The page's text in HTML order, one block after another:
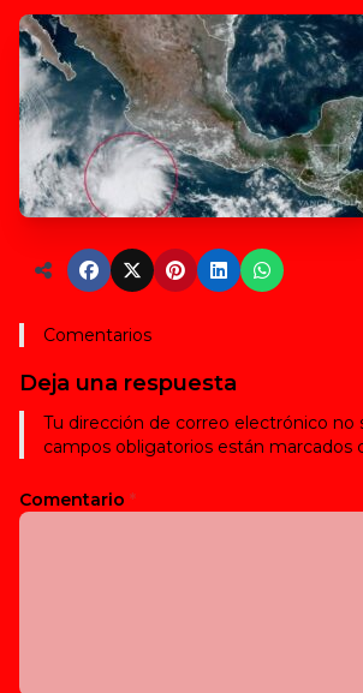
Comentarios
Deja una respuesta
Tu dirección de correo electrónico no
campos obligatorios están marcados
Comentario *